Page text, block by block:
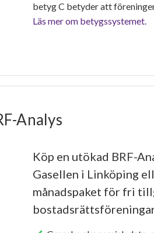
betyg C betyder att
Läs mer om betygssystemet.
Analys
Köp en utökad BRF-
Gasellen i Linköping
månadspaket för fri